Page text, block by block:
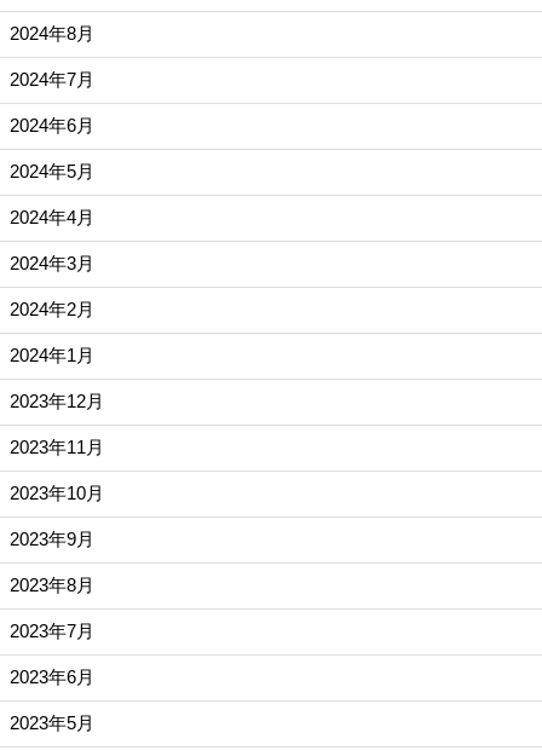
2024年8月
2024年7月
2024年6月
2024年5月
2024年4月
2024年3月
2024年2月
2024年1月
2023年12月
2023年11月
2023年10月
2023年9月
2023年8月
2023年7月
2023年6月
2023年5月